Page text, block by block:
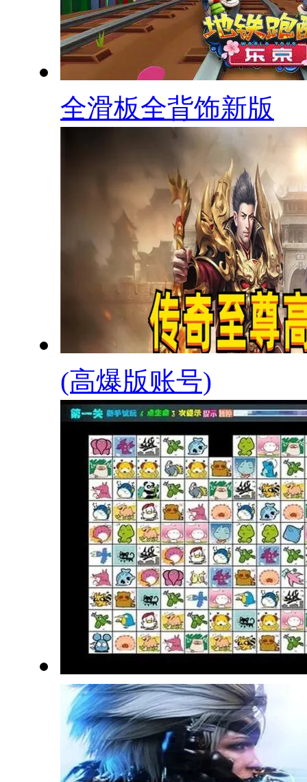
全滑板全背饰新版
(高爆版账号)